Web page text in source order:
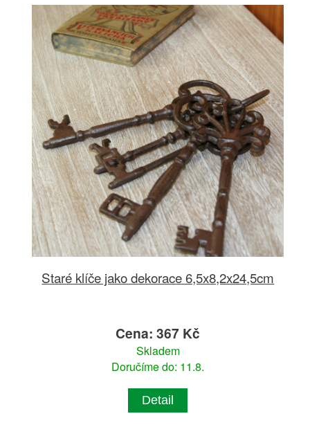
Staré klíče jako dekorace 6,5x8,2x24,5cm
Cena: 367 Kč
Skladem
Doručíme do: 11.8.
Detail